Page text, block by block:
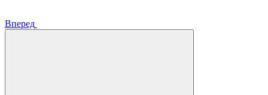
Вперед